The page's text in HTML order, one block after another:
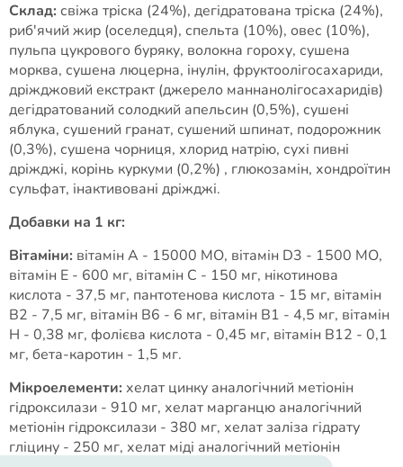
Склад: свіжа тріска (24%), дегідратована тріска (24%),
риб'ячий жир (оселедця), спельта (10%), овес (10%),
пульпа цукрового буряку, волокна гороху, сушена
морква, сушена люцерна, інулін, фруктоолігосахариди,
дріжджовий екстракт (джерело маннанолігосахаридів)
дегідратований солодкий апельсин (0,5%), сушені
яблука, сушений гранат, сушений шпинат, подорожник
(0,3%), сушена чорниця, хлорид натрію, сухі пивні
дріжджі, корінь куркуми (0,2%) , глюкозамін, хондроїтин
сульфат, інактивовані дріжджі.
Добавки на 1 кг:
Вітаміни: вітамін А - 15000 МО, вітамін D3 - 1500 МО,
вітамін Е - 600 мг, вітамін С - 150 мг, нікотинова
кислота - 37,5 мг, пантотенова кислота - 15 мг, вітамін
В2 - 7,5 мг, вітамін В6 - 6 мг, вітамін В1 - 4,5 мг, вітамін
Н - 0,38 мг, фолієва кислота - 0,45 мг, вітамін В12 - 0,1
мг, бета-каротин - 1,5 мг.
Мікроелементи: хелат цинку аналогічний метіонін
гідроксилази - 910 мг, хелат марганцю аналогічний
метіонін гідроксилази - 380 мг, хелат заліза гідрату
гліцину - 250 мг, хелат міді аналогічний метіонін